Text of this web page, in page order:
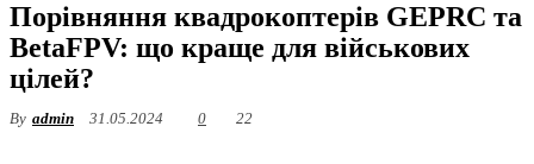
Порівняння квадрокоптерів GEPRC та
BetaFPV: що краще для військових
цілей?
By admin 31.05.2024 0 22